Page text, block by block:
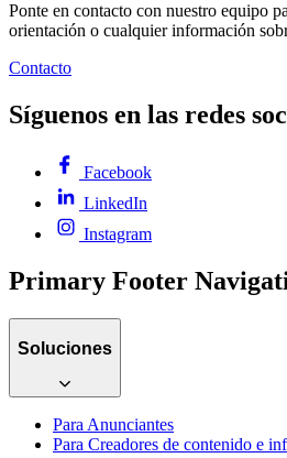
Ponte en contacto con nuestro equipo
orientación o cualquier información
Contacto
Síguenos en las redes
Facebook
LinkedIn
Instagram
Primary Footer
Soluciones
Para Anunciantes
Para Creadores de contenido e